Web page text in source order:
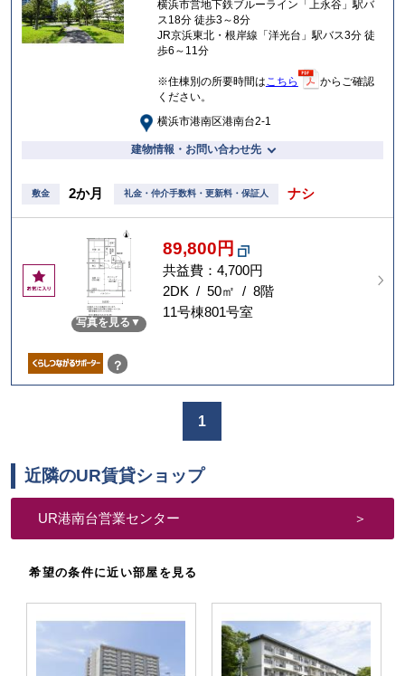
横浜市営地下鉄ブルーライン「上永谷」駅バ
ス18分 徒歩3～8分
JR京浜東北・根岸線「洋光台」駅バス3分 徒
歩6～11分
※住棟別の所要時間はこちら
からご確認
ください。
横浜市港南区港南台2-1
建物情報・お問い合わせ先
敷金 2か月 礼金・仲介手数料・更新料・保証人 ナシ
お
気
写真を見る
89,800円
共益費：4,700円
2DK / 50㎡ / 8階
11号棟801号室
？
1
近隣のUR賃貸ショップ
UR港南台営業センター
希望の条件に近い部屋を見る